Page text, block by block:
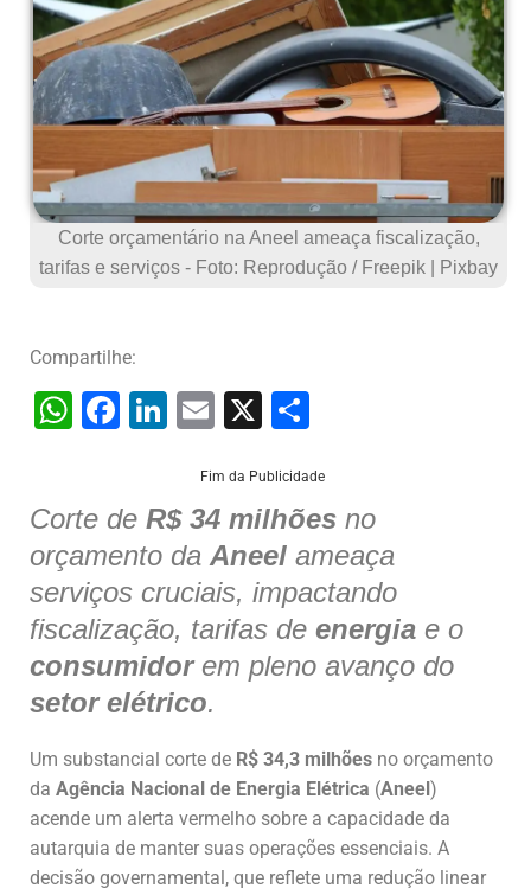
Corte orçamentário na Aneel ameaça fiscalização,
tarifas e serviços - Foto: Reprodução / Freepik | Pixbay
Compartilhe:
W
s
A
p
p
F
e
b
o
o
k
Li
e
dI
n
E
ai
l
X
ar
e
Fim da Publicidade
Corte de R$ 34 milhões no
orçamento da Aneel ameaça
serviços cruciais, impactando
fiscalização, tarifas de energia e o
consumidorem pleno avanço do
setor elétrico.
Um substancial corte de R$ 34,3 milhões no orçamento
da Agência Nacional de Energia Elétrica (Aneel )
acende um alerta vermelho sobre a capacidade da
autarquia de manter suas operações essenciais. A
decisão governamental, que reflete uma redução linear